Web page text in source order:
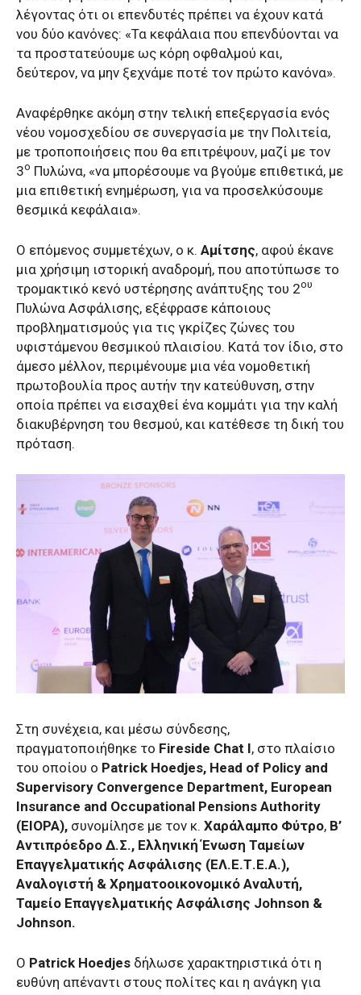
λέγοντας ότι οι επενδυτές πρέπει να έχουν κατά
νου δύο κανόνες: «Τα κεφάλαια που επενδύονται να
τα προστατεύουμε ως κόρη οφθαλμού και,
δεύτερον, να μην ξεχνάμε ποτέ τον πρώτο κανόνα».
Αναφέρθηκε ακόμη στην τελική επεξεργασία ενός
νέου νομοσχεδίου σε συνεργασία με την Πολιτεία,
με τροποποιήσεις που θα επιτρέψουν, μαζί με τον
3ο Πυλώνα, «να μπορέσουμε να βγούμε επιθετικά, με
μια επιθετική ενημέρωση, για να προσελκύσουμε
θεσμικά κεφάλαια».
Ο επόμενος συμμετέχων, ο κ. Αμίτσης, αφού έκανε
μια χρήσιμη ιστορική αναδρομή, που αποτύπωσε το
τρομακτικό κενό υστέρησης ανάπτυξης του 2ου
Πυλώνα Ασφάλισης, εξέφρασε κάποιους
προβληματισμούς για τις γκρίζες ζώνες του
υφιστάμενου θεσμικού πλαισίου. Κατά τον ίδιο, στο
άμεσο μέλλον, περιμένουμε μια νέα νομοθετική
πρωτοβουλία προς αυτήν την κατεύθυνση, στην
οποία πρέπει να εισαχθεί ένα κομμάτι για την καλή
διακυβέρνηση του θεσμού, και κατέθεσε τη δική του
πρόταση.
Στη συνέχεια, και μέσω σύνδεσης,
πραγματοποιήθηκε το Fireside Chat I, στο πλαίσιο
του οποίου ο Patrick Hoedjes, Head of Policy and
Supervisory Convergence Department, European
Insurance and Occupational Pensions Authority
(EIOPA), συνομίλησε με τον κ. Χαράλαμπο Φύτρο, Β’
Αντιπρόεδρο Δ.Σ., Ελληνική Ένωση Ταμείων
Επαγγελματικής Ασφάλισης (ΕΛ.Ε.Τ.Ε.Α.),
Αναλογιστή & Χρηματοοικονομικό Αναλυτή,
Ταμείο Επαγγελματικής Ασφάλισης Johnson &
Johnson.
Ο Patrick Hoedjes δήλωσε χαρακτηριστικά ότι η
ευθύνη απέναντι στους πολίτες και η ανάγκη για